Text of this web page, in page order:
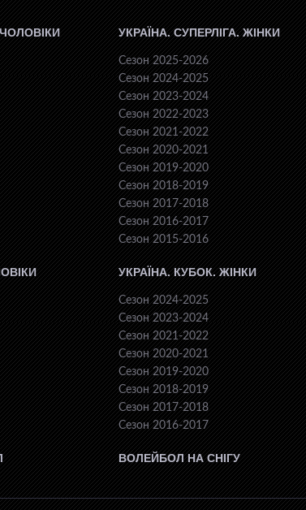
УКРАЇНА. СУПЕРЛІГА. ЖІНКИ
Сезон 2025-2026
Сезон 2024-2025
Сезон 2023-2024
Сезон 2022-2023
Сезон 2021-2022
Сезон 2020-2021
Сезон 2019-2020
Сезон 2018-2019
Сезон 2017-2018
Сезон 2016-2017
Сезон 2015-2016
УКРАЇНА. КУБОК. ЖІНКИ
Сезон 2024-2025
Сезон 2023-2024
Сезон 2021-2022
Сезон 2020-2021
Сезон 2019-2020
Сезон 2018-2019
Сезон 2017-2018
Сезон 2016-2017
ВОЛЕЙБОЛ НА СНІГУ